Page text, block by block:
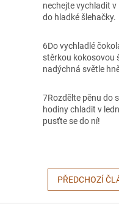
nechejte vychladit v
do hladké šlehačky.
6Do vychladlé
stěrkou kokosovou
nadýchná světle
7Rozdělte pěnu do
hodiny chladit v
pusťte se do ní!
PŘEDCHOZÍ